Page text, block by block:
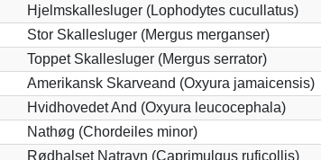
Hjelmskallesluger (Lophodytes cucullatus)
Stor Skallesluger (Mergus merganser)
Toppet Skallesluger (Mergus serrator)
Amerikansk Skarveand (Oxyura jamaicensis)
Hvidhovedet And (Oxyura leucocephala)
Nathøg (Chordeiles minor)
Rødhalset Natravn (Caprimulgus ruficollis)